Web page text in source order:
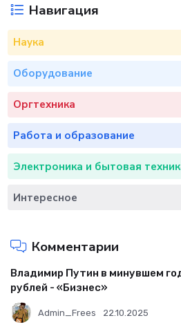
Навигация
Наука
Оборудование
Оргтехника
Работа и образование
Электроника и бытовая
Интересное
Комментарии
Владимир Путин в минувшем
рублей - «Бизнес»
Admin_Frees 22.10.2025